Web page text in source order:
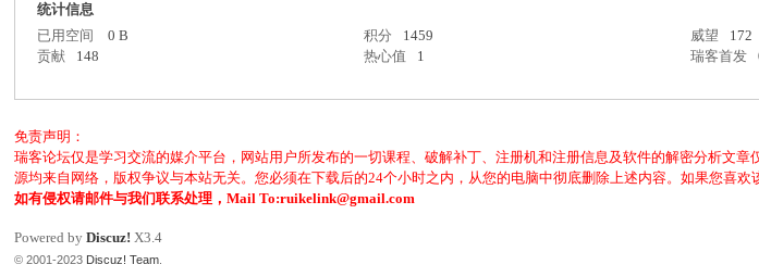
统计信息
已用空间
0 B 积分 1459 威望 172
贡献
148 热心值 1 瑞客首发
免责声明：
瑞客论坛仅是学习交流的媒介平台，网站用户所发布的一切课程、破解补丁、注册机和注册信息及软件的解密分析文
源均来自网络，版权争议与本站无关。您必须在下载后的24个小时之内，从您的电脑中彻底删除上述内容。如果您喜
如有侵权请邮件与我们联系处理，Mail To:ruikelink@gmail.com
Powered byDiscuz! X3.4
© 2001-2023 Discuz! Team